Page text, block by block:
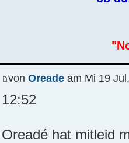
von Oreadeam Mi 19
12:52
Oreadé hat mitleid